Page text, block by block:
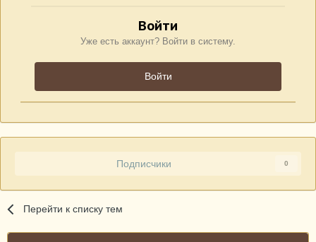
Войти
Уже есть аккаунт? Войти в систему.
Войти
Подписчики 0
Перейти к списку тем